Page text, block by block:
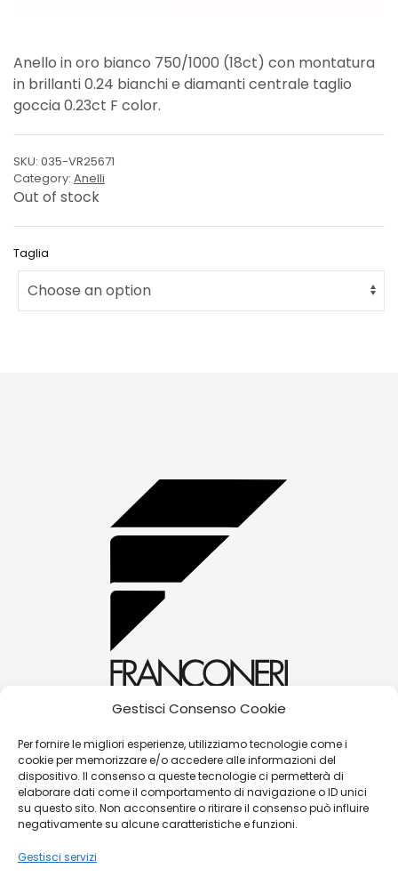
Gestisci Consenso Cookie
Per fornire le migliori esperienze, utilizziamo tecnologie come i
cookie per memorizzare e/o accedere alle informazioni del
dispositivo. Il consenso a queste tecnologie ci permetterà di
elaborare dati come il comportamento di navigazione o ID unici
su questo sito. Non acconsentire o ritirare il consenso può influire
negativamente su alcune caratteristiche e funzioni.
Gestisci servizi
Anello in oro bianco 750/1000 (18ct) con montatura
in brillanti 0.24 bianchi e diamanti centrale taglio
goccia 0.23ct F color.
SKU: 035-VR25671
Category: Anelli
Out of stock
Taglia
(+39) 0572 70087
Corso Matteotti, 31 - 51016 - Montecatini Terme
(PT)